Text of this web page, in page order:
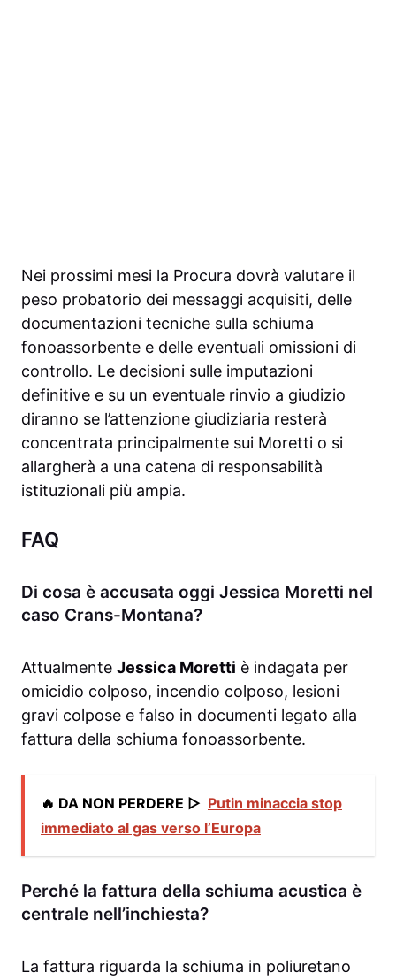
Nei prossimi mesi la Procura dovrà valutare il
peso probatorio dei messaggi acquisiti, delle
documentazioni tecniche sulla schiuma
fonoassorbente e delle eventuali omissioni di
controllo. Le decisioni sulle imputazioni
definitive e su un eventuale rinvio a giudizio
diranno se l’attenzione giudiziaria resterà
concentrata principalmente sui Moretti o si
allargherà a una catena di responsabilità
istituzionali più ampia.
FAQ
Di cosa è accusata oggi Jessica Moretti nel
caso Crans-Montana?
Attualmente Jessica Moretti è indagata per
omicidio colposo, incendio colposo, lesioni
gravi colpose e falso in documenti legato alla
fattura della schiuma fonoassorbente.
🔥 DA NON PERDERE ▷ Putin minaccia stop
immediato al gas verso l’Europa
Perché la fattura della schiuma acustica è
centrale nell’inchiesta?
La fattura riguarda la schiuma in poliuretano